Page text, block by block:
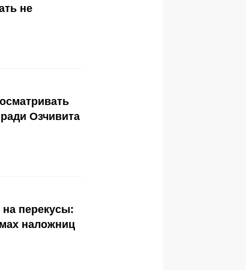
не
Озчивита
перекусы:
наложниц